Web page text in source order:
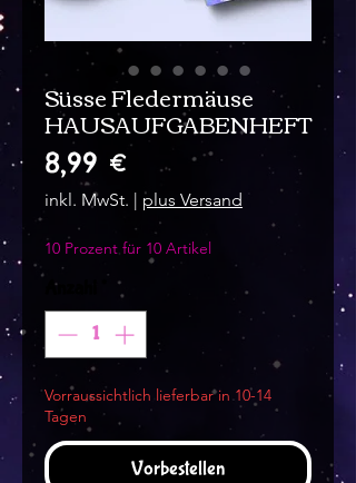
Süsse Fledermäuse
HAUSAUFGABENHEFT
8,99 €Preis
inkl. MwSt. | plus Versand
10 Prozent für 10 Artikel
Anzahl
Vorraussichtlich lieferbar in 10-14
Tagen
Vorbestellen